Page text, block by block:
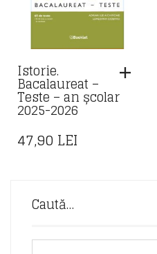
Istorie.
Bacalaureat –
Teste – an școlar
2025-2026
47,90 LEI
Caută…